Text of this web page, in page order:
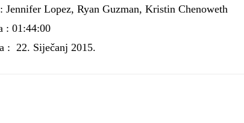
Jennifer Lopez, Ryan Guzman, Kristin Chenoweth
: 01:44:00
: 22. Siječanj 2015.